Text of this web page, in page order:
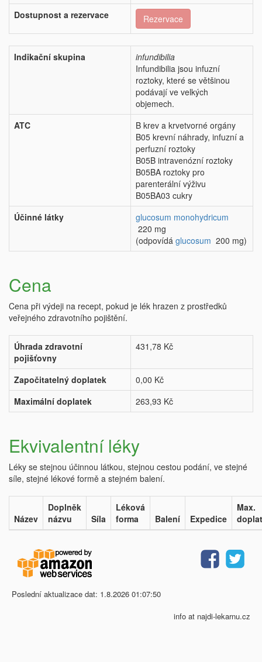
Dostupnost a rezervace
Rezervace
Indikační skupina
infundibilia
Infundibilia jsou infuzní
roztoky, které se většinou
podávají ve velkých
objemech.
ATC
B krev a krvetvorné orgány
B05 krevní náhrady, infuzní a
perfuzní roztoky
B05B intravenózní roztoky
B05BA roztoky pro
parenterální výživu
B05BA03 cukry
Účinné látky
glucosum monohydricum
220 mg
(odpovídá glucosum 200 mg)
Cena
Cena při výdeji na recept, pokud je lék hrazen z prostředků
veřejného zdravotního pojištění.
Úhrada zdravotní
pojišťovny
431,78 Kč
Započitatelný doplatek
0,00 Kč
Maximální doplatek
263,93 Kč
Ekvivalentní léky
Léky se stejnou účinnou látkou, stejnou cestou podání, ve stejné
síle, stejné lékové formě a stejném balení.
Název
Doplněk
názvu
Síla
Léková
forma
Balení Expedice
Max.
Poslední aktualizace dat: 1.8.2026 01:07:50
info at najdi-lekarnu.cz